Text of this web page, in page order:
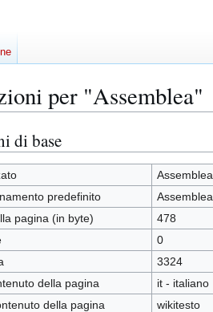
per "Assemblea"
di base
Assemblea
predefinito
Assemblea
pagina (in byte)
478
0
3324
della pagina
it - italiano
della pagina
wikitesto